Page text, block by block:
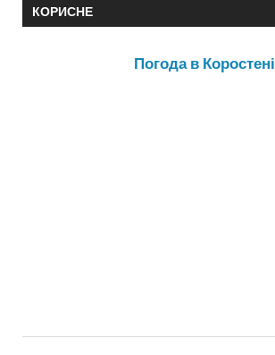
КОРИСНЕ
Погода в Коростені